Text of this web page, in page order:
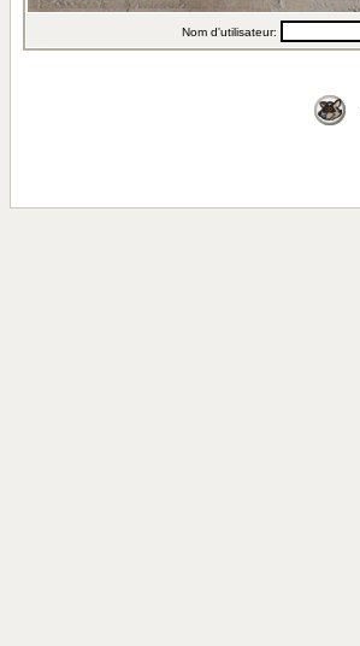
Nom d'utilisateur: